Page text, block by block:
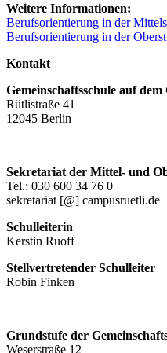
Weitere Informationen:
Berufsorientierung in der
Berufsorientierung in der
Kontakt
Gemeinschaftsschule auf
Rütlistraße 41
12045 Berlin
Sekretariat der Mittel- und
Tel.: 030 600 34 76 0
sekretariat [@] campusruetli.de
Schulleiterin
Kerstin Ruoff
Stellvertretender Schulleiter
Robin Finken
Grundstufe der
Weserstraße 12